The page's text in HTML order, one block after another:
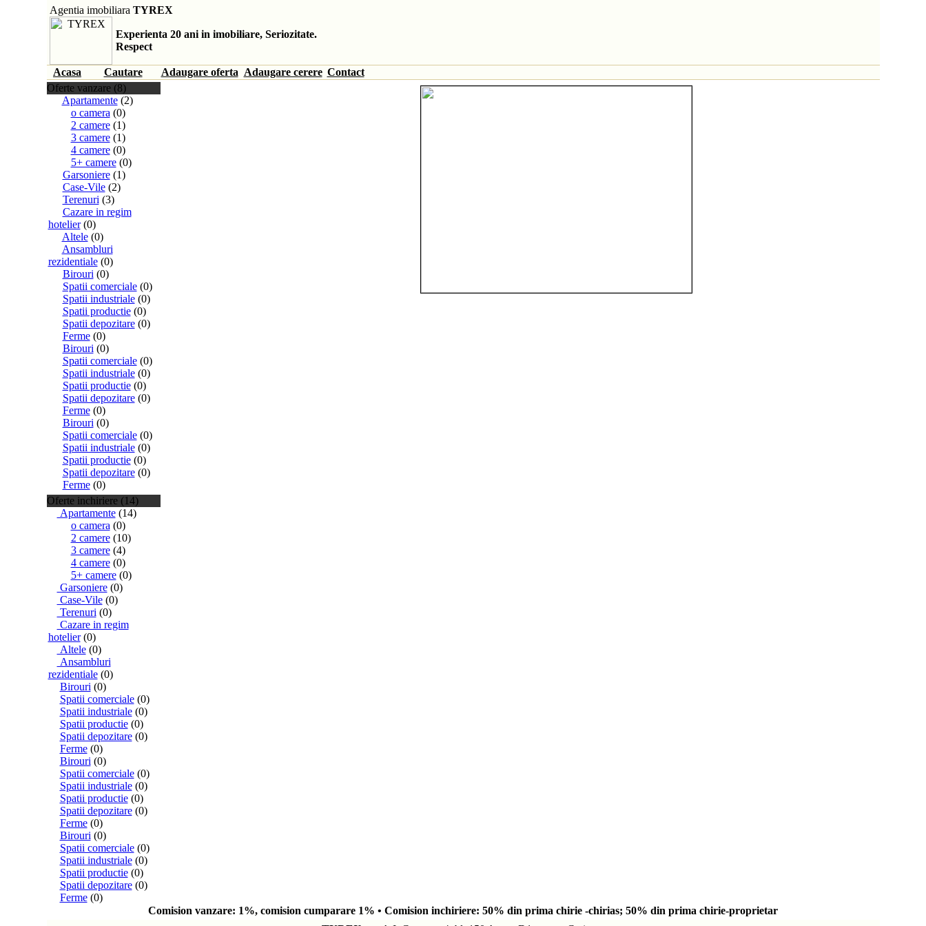
Agentia imobiliara TYREX
Experienta 20 ani in imobiliare, Seriozitate.
Respect
Acasa Cautare Adaugare oferta Adaugare cerere Contact
Oferte vanzare (8)
Apartamente(2)
o camera (0)
2 camere(1)
3 camere(1)
4 camere(0)
5+ camere(0)
Garsoniere(1)
Case-Vile(2)
Terenuri (3)
Cazare in regim
hotelier(0)
Altele(0)
Ansambluri
rezidentiale(0)
Birouri (0)
Spatii comerciale(0)
Spatii industriale(0)
Spatii productie(0)
Spatii depozitare(0)
Ferme(0)
Birouri (0)
Spatii comerciale(0)
Spatii industriale(0)
Spatii productie(0)
Spatii depozitare(0)
Ferme(0)
Birouri (0)
Spatii comerciale(0)
Spatii industriale(0)
Spatii productie(0)
Spatii depozitare(0)
Ferme(0)
Oferte inchiriere (14)
Apartamente(14)
o camera (0)
2 camere(10)
3 camere(4)
4 camere(0)
5+ camere(0)
Garsoniere(0)
Case-Vile(0)
Terenuri (0)
Cazare in regim
hotelier(0)
Altele(0)
Ansambluri
rezidentiale(0)
Birouri (0)
Spatii comerciale(0)
Spatii industriale(0)
Spatii productie(0)
Spatii depozitare(0)
Ferme(0)
Birouri (0)
Spatii comerciale(0)
Spatii industriale(0)
Spatii productie(0)
Spatii depozitare(0)
Ferme(0)
Birouri (0)
Spatii comerciale(0)
Spatii industriale(0)
Spatii productie(0)
Spatii depozitare(0)
Ferme(0)
Comision vanzare: 1%, comision cumparare 1% • Comision inchiriere: 50% din prima chirie -chirias; 50% din prima chirie-proprietar